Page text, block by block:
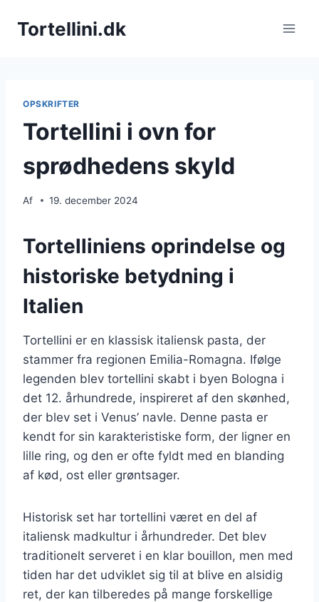
Tortellini.dk
OPSKRIFTER
Tortellini i ovn for
sprødhedens skyld
Af 19. december 2024
Tortelliniens oprindelse og
historiske betydning i
Italien
Tortellini er en klassisk italiensk pasta, der
stammer fra regionen Emilia-Romagna. Ifølge
legenden blev tortellini skabt i byen Bologna i
det 12. århundrede, inspireret af den skønhed,
der blev set i Venus’ navle. Denne pasta er
kendt for sin karakteristiske form, der ligner en
lille ring, og den er ofte fyldt med en blanding
af kød, ost eller grøntsager.
Historisk set har tortellini været en del af
italiensk madkultur i århundreder. Det blev
traditionelt serveret i en klar bouillon, men med
tiden har det udviklet sig til at blive en alsidig
ret, der kan tilberedes på mange forskellige